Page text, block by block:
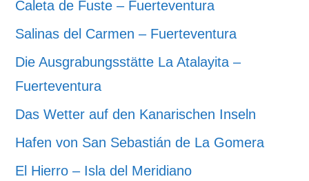
Caleta de Fuste – Fuerteventura
Salinas del Carmen – Fuerteventura
Die Ausgrabungsstätte La Atalayita –
Fuerteventura
Das Wetter auf den Kanarischen Inseln
Hafen von San Sebastián de La Gomera
El Hierro – Isla del Meridiano